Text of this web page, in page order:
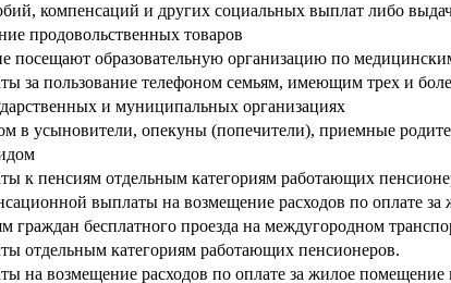
компенсаций и других социальных выплат либо
продовольственных товаров
посещают образовательную организацию по
за пользование телефоном семьям, имеющим трех и
и муниципальных организациях
в усыновители, опекуны (попечители), приемные
к пенсиям отдельным категориям работающих
выплаты на возмещение расходов по оплате
бесплатного проезда на междугородном
отдельным категориям работающих пенсионеров.
на возмещение расходов по оплате за жилое